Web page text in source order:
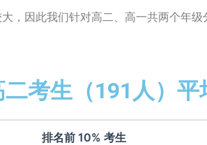
因此我们针对高二、高一共两个年级
二考生（191人）平
排名前 10% 考生